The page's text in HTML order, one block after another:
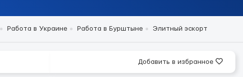
Работа в Украине Работа в Бурштыне Элитный эскорт
Добавить в избранное